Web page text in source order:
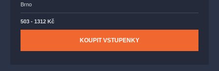
Brno
503 - 1312 Kč
KOUPIT VSTUPENKY